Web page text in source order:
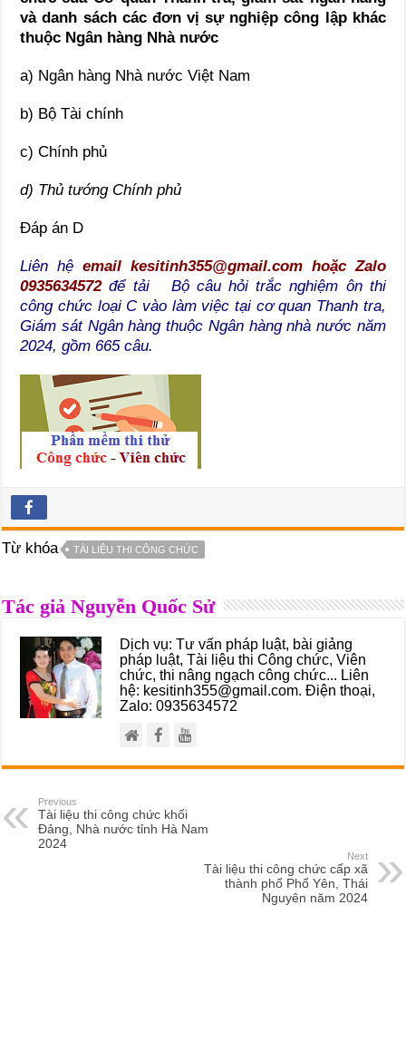
và danh sách các đơn vị sự nghiệp công lập khác
thuộc Ngân hàng Nhà nước
a) Ngân hàng Nhà nước Việt Nam
b) Bộ Tài chính
c) Chính phủ
d) Thủ tướng Chính phủ
Đáp án D
Liên hệemail kesitinh355@gmail.com hoặc Zalo
0935634572để tải Bộ câu hỏi trắc nghiệm ôn thi
công chức loại C vào làm việc tại cơ quan Thanh tra,
Giám sát Ngân hàng thuộc Ngân hàng nhà nước năm
2024, gồm 665 câu.
Từ khóa TÀI LIỆU THI CÔNG CHỨC
Tác giả Nguyễn Quốc Sử
Dịch vụ: Tư vấn pháp luật, bài giảng
pháp luật, Tài liệu thi Công chức, Viên
chức, thi nâng ngạch công chức... Liên
hệ: kesitinh355@gmail.com. Điện thoại,
Zalo: 0935634572
Previous
Tài liệu thi công chức khối
Đảng, Nhà nước tỉnh Hà Nam
2024
Next
Tài liệu thi công chức cấp xã
thành phố Phổ Yên, Thái
Nguyên năm 2024